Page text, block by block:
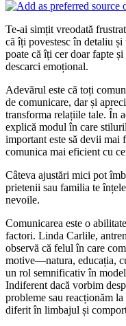
Te-ai simțit vreodată
că îți povestesc în detaliu
poate că îți cer doar fapte
descarci emoțional.
Adevărul este că toți
de comunicare, dar și
transforma relațiile tale. În
explică modul în care
important este să devii mai
comunica mai eficient cu
Câteva ajustări mici pot
prietenii sau familia te
nevoile.
Comunicarea este o
factori. Linda Carlile,
observă că felul în care
motive—natura, educația,
un rol semnificativ în
Indiferent dacă vorbim
probleme sau reacționăm
diferit în limbajul și